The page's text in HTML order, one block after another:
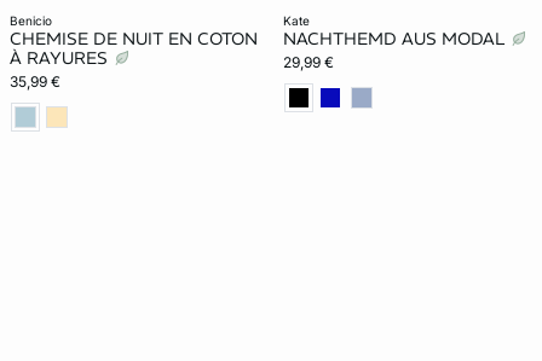
benicio
CHEMISE DE NUIT EN COTON
À RAYURES
35,99 €
kate
NACHTHEMD AUS MODAL
29,99 €